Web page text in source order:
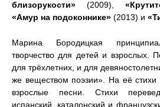
близорукости» (2009),
«Амур на подоконнике» (2013) и
Марина Бородицкая
творчество для детей и взрослых.
для трёхлетних, и для
же веществом поэзии». На её стихи
взрослые песни. Стихи
испанский, каталонский и